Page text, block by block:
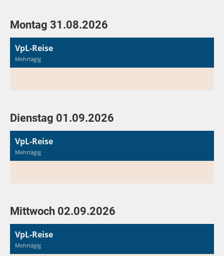
Montag 31.08.2026
VpL-Reise
Mehrtägig
Dienstag 01.09.2026
VpL-Reise
Mehrtägig
Mittwoch 02.09.2026
VpL-Reise
Mehrtägig